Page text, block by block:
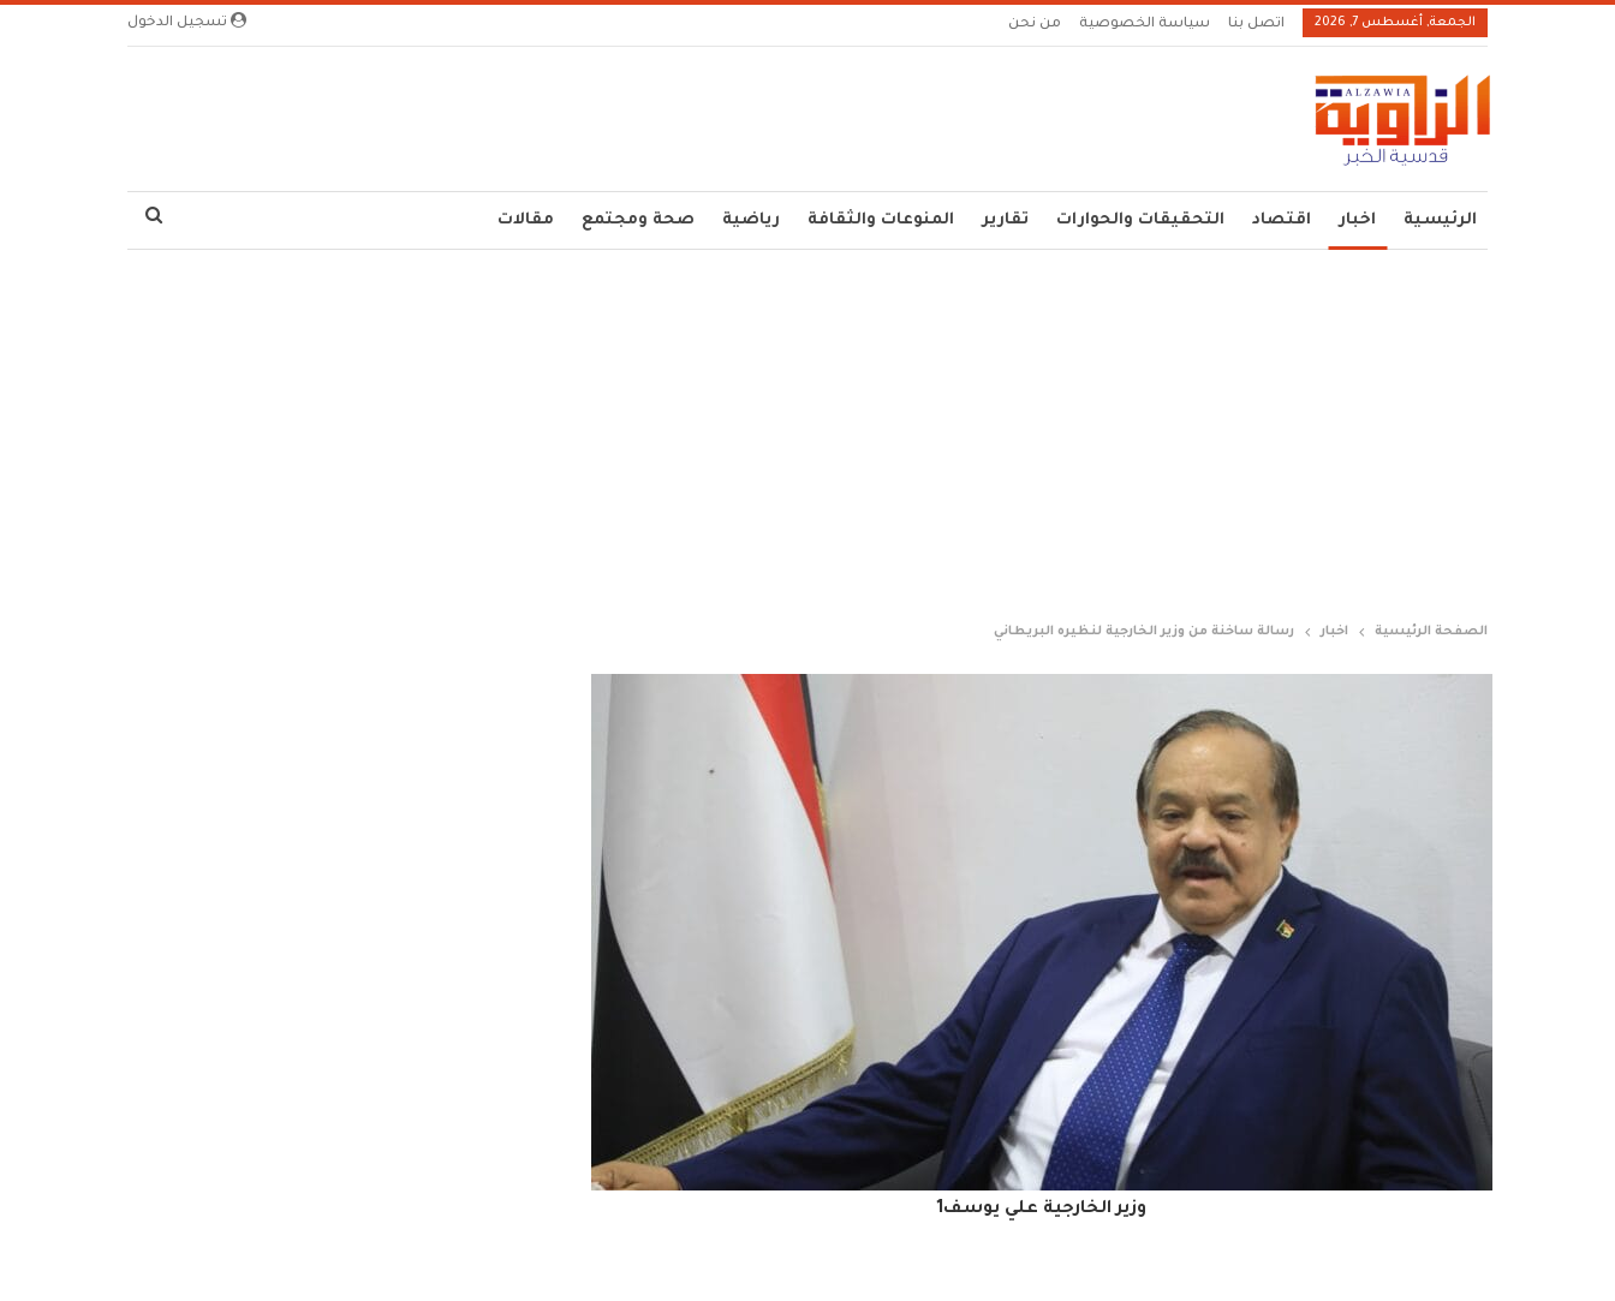
تسجيل الدخول الجمعة, أغسطس 7, 2026 اتصل بنا سياسة الخصوصية من نحن
الرئيسية اخبار اقتصاد التحقيقات والحوارات تقارير المنوعات والثقافة رياضية صحة ومجتمع مقالات
الصفحة الرئيسية اخبار رسالة ساخنة من وزير الخارجية لنظيره البريطاني
وزير الخارجية علي يوسف1